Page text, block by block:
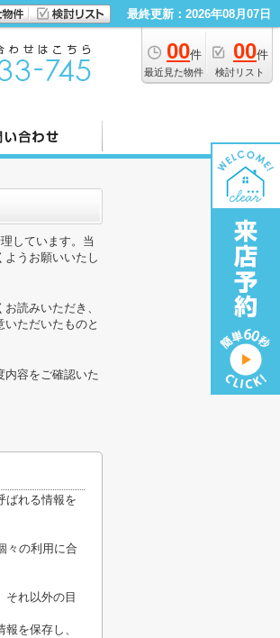
最終更新：2026年08月07日
00件
最近見た物件
00件
検討リスト
しています。当
うお願いいたし
読みいただき、
ただいたものと
内容をご確認いた
ばれる情報を
々の利用に合
それ以外の目
を保存し、